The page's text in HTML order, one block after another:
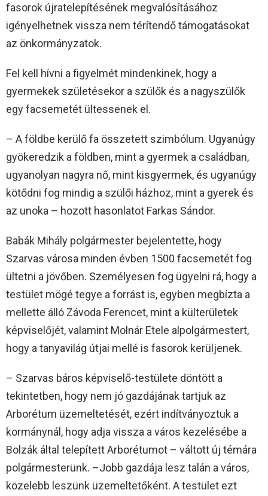
fasorok újratelepítésének megvalósításához
igényelhetnek vissza nem térítendő támogatásokat
az önkormányzatok.
Fel kell hívni a figyelmét mindenkinek, hogy a
gyermekek születésekor a szülők és a nagyszülők
egy facsemetét ültessenek el.
– A földbe kerülő fa összetett szimbólum. Ugyanúgy
gyökeredzik a földben, mint a gyermek a családban,
ugyanolyan nagyra nő, mint kisgyermek, és ugyanúgy
kötődni fog mindig a szülői házhoz, mint a gyerek és
az unoka – hozott hasonlatot Farkas Sándor.
Babák Mihály polgármester bejelentette, hogy
Szarvas városa minden évben 1500 facsemetét fog
ültetni a jövőben. Személyesen fog ügyelni rá, hogy a
testület mögé tegye a forrást is, egyben megbízta a
mellette álló Závoda Ferencet, mint a külterületek
képviselőjét, valamint Molnár Etele alpolgármestert,
hogy a tanyavilág útjai mellé is fasorok kerüljenek.
– Szarvas báros képviselő-testülete döntött a
tekintetben, hogy nem jó gazdájának tartjuk az
Arborétum üzemeltetését, ezért indítványoztuk a
kormánynál, hogy adja vissza a város kezelésébe a
Bolzák által telepített Arborétumot – váltott új témára
polgármesterünk. –Jobb gazdája lesz talán a város,
közelebb leszünk üzemeltetőként. A testület ezt